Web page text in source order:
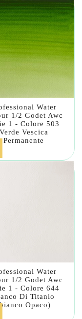
Water
1/2 Godet Awc
1 - Colore 503
Verde Vescica
Permanente
Water
1/2 Godet Awc
1 - Colore 644
Di Titanio
Opaco)